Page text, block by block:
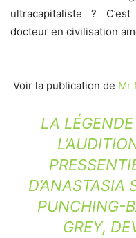
ultracapitaliste ?
docteur en civilisation
Voir la publication de Mr
LA
D’ANASTASIA
PUNCHING-
GREY,